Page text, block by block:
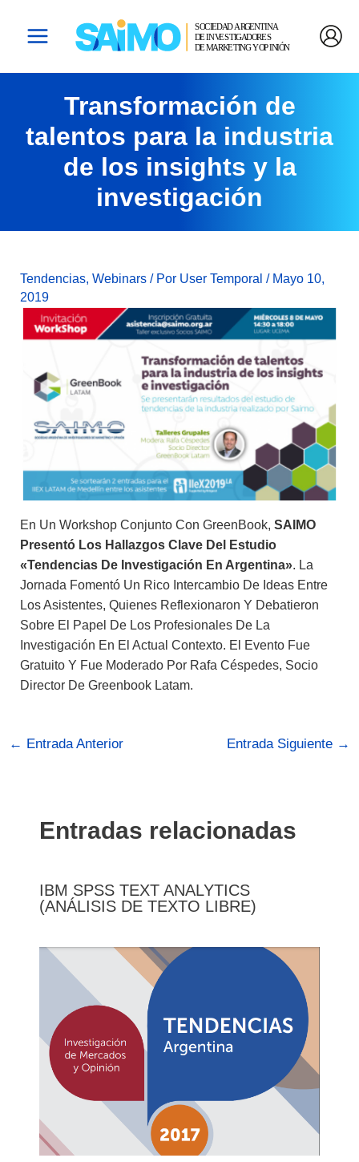
Transformación de
talentos para la industria
de los insights y la
investigación
Tendencias, Webinars/ Por User Temporal / Mayo 10,
2019
En Un Workshop Conjunto Con GreenBook, SAIMO
Presentó Los Hallazgos Clave Del Estudio
«Tendencias De Investigación En Argentina». La
Jornada Fomentó Un Rico Intercambio De Ideas Entre
Los Asistentes, Quienes Reflexionaron Y Debatieron
Sobre El Papel De Los Profesionales De La
Investigación En El Actual Contexto. El Evento Fue
Gratuito Y Fue Moderado Por Rafa Céspedes, Socio
Director De Greenbook Latam.
← Entrada Anterior Entrada Siguiente →
Entradas relacionadas
IBM SPSS TEXT ANALYTICS
(ANÁLISIS DE TEXTO LIBRE)